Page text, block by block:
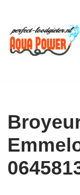
Ga
naar
de